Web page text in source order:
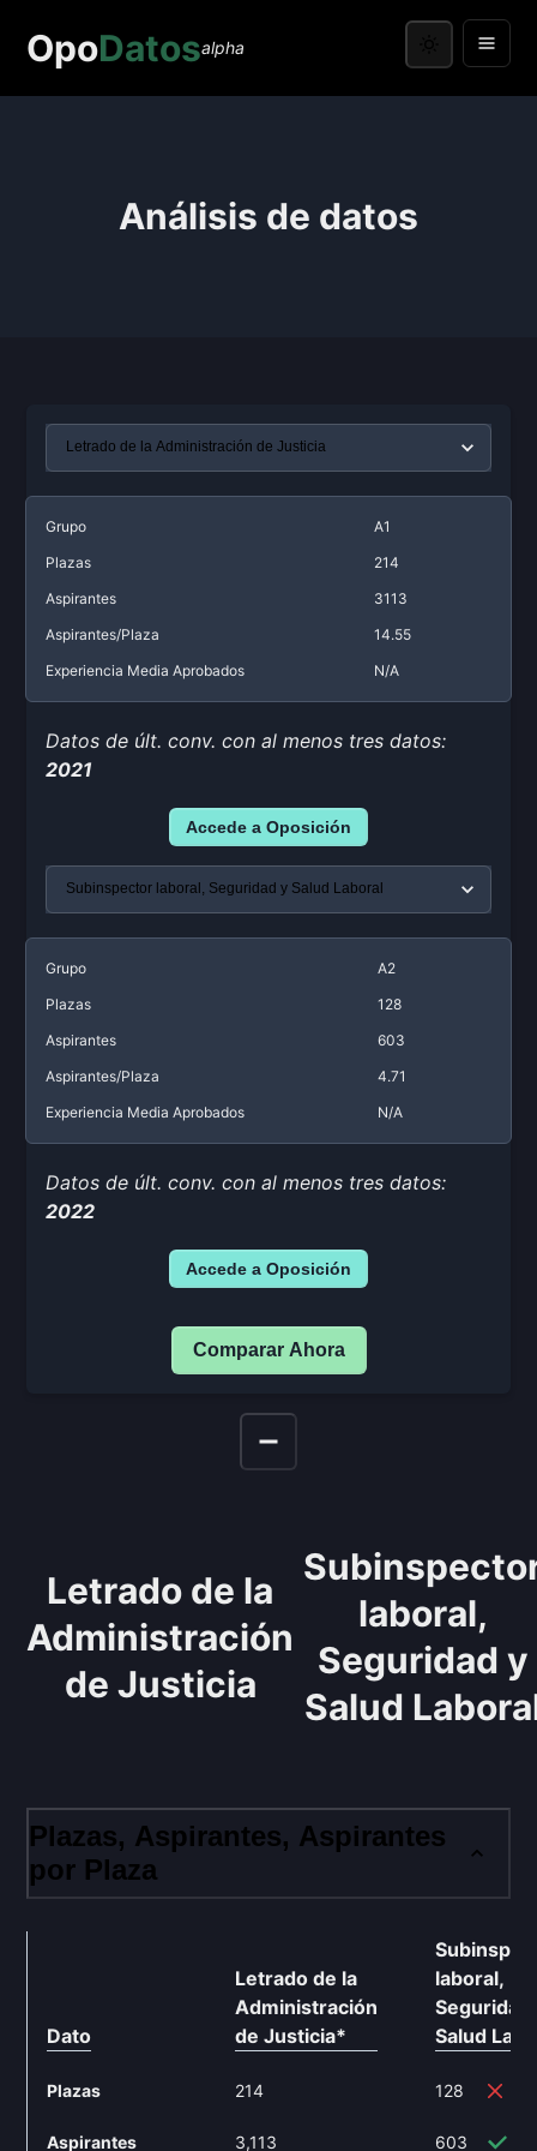
OpoDatosalpha
Análisis de datos
Grupo
A1
Plazas
214
Aspirantes
3113
Aspirantes/Plaza
14.55
Experiencia Media Aprobados
N/A
Datos de últ. conv. con al menos tres datos:
2021
Accede a Oposición
Grupo
A2
Plazas
128
Aspirantes
603
Aspirantes/Plaza
4.71
Experiencia Media Aprobados
N/A
Datos de últ. conv. con al menos tres datos:
2022
Accede a Oposición
Comparar Ahora
Letrado de la
Administración
de Justicia
laboral,
Seguridad y
Salud
Plazas, Aspirantes, Aspirantes
por Plaza
Dato
Letrado de la
Administración
de Justicia*
Plazas 214
Aspirantes 3,113
laboral,
Seguridad
Salud
128
603